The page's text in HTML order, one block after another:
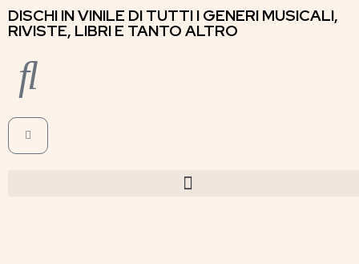
DISCHI IN VINILE DI TUTTI I GENERI MUSICALI,
RIVISTE, LIBRI E TANTO ALTRO